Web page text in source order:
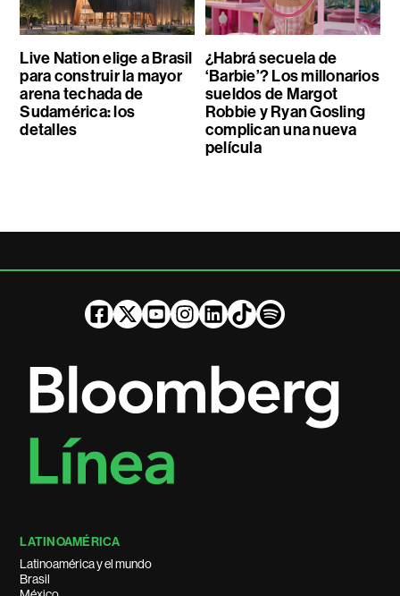
Live Nation elige a Brasil
para construir la mayor
arena techada de
Sudamérica: los
detalles
¿Habrá secuela de
‘Barbie’? Los millonarios
sueldos de Margot
Robbie y Ryan Gosling
complican una nueva
película
LATINOAMÉRICA
Latinoamérica y el mundo
Brasil